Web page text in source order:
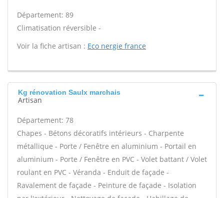
Département: 89
Climatisation réversible -
Voir la fiche artisan : Eco nergie france
Kg rénovation Saulx marchais
Artisan
Département: 78
Chapes - Bétons décoratifs intérieurs - Charpente
métallique - Porte / Fenêtre en aluminium - Portail en
aluminium - Porte / Fenêtre en PVC - Volet battant / Volet
roulant en PVC - Véranda - Enduit de façade -
Ravalement de façade - Peinture de façade - Isolation